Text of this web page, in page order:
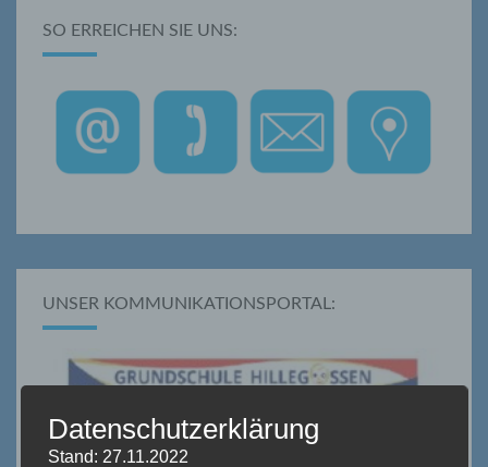
SO ERREICHEN SIE UNS:
UNSER KOMMUNIKATIONSPORTAL:
Datenschutzerklärung
Stand: 27.11.2022